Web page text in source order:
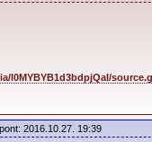
l0MYBYB1d3bdpjQaI/
2016.10.27. 19:39